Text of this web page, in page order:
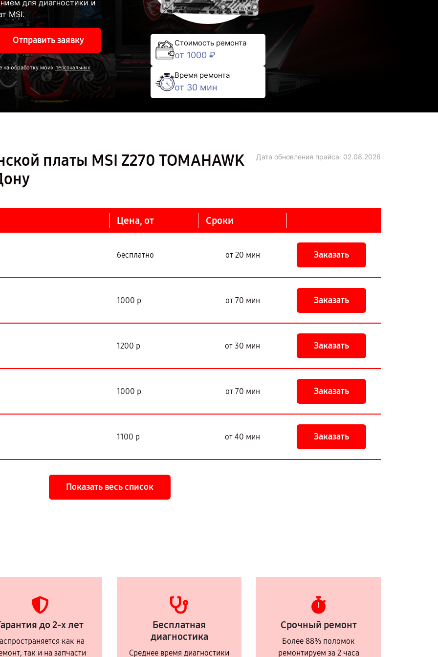
для диагностики и
MSI.
Отправить заявку
на обработку моих персональных
Стоимость ремонта
от 1000 ₽
Время ремонта
от 30 мин
платы MSI Z270 TOMAHAWK
Дата обновления прайса: 02.08.2026
Цена, от Сроки
бесплатно от 20 мин Заказать
1000 р от 70 мин Заказать
1200 р от 30 мин Заказать
1000 р от 70 мин Заказать
1100 р от 40 мин Заказать
Показать весь список
до 2-х лет
как на
так и на запчасти
Бесплатная
диагностика
Среднее время диагностики
Срочный ремонт
Более 88% поломок
ремонтируем за 2 часа